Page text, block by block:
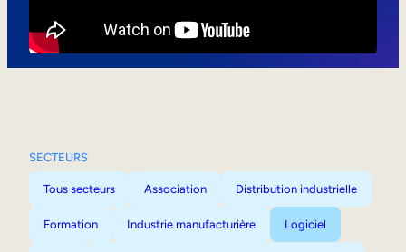
SECTEURS
Tous secteurs Association Distribution industrielle
Formation Industrie manufacturière Logiciel